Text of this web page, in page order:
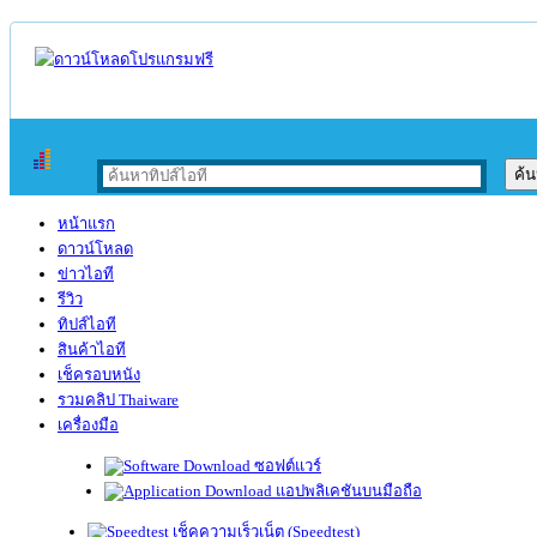
หน้าแรก
ดาวน์โหลด
ข่าวไอที
รีวิว
ทิปส์ไอที
สินค้าไอที
เช็ครอบหนัง
รวมคลิป Thaiware
เครื่องมือ
ซอฟต์แวร์
แอปพลิเคชันบนมือถือ
เช็คความเร็วเน็ต (Speedtest)